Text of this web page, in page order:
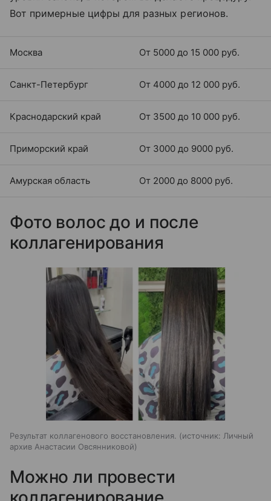
Вот примерные цифры для разных регионов.
Москва От 5000 до 15 000 руб.
Санкт-Петербург От 4000 до 12 000 руб.
Краснодарский край От 3500 до 10 000 руб.
Приморский край От 3000 до 9000 руб.
Амурская область От 2000 до 8000 руб.
Фото волос до и после
коллагенирования
Результат коллагенового восстановления. источник: Личный
архив Анастасии Овсянниковой
Можно ли провести